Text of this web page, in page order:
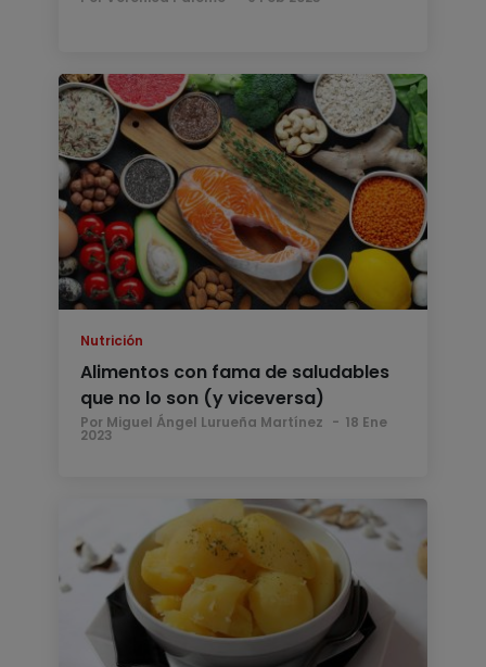
Nutrición
Alimentos con fama de saludables
que no lo son (y viceversa)
Por Miguel Ángel Lurueña Martínez 18 Ene
2023